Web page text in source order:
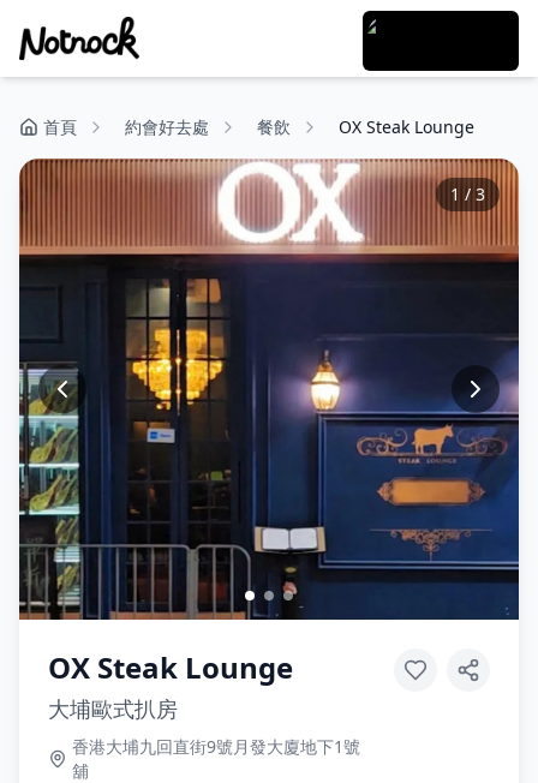
首頁 約會好去處 餐飲 OX Steak Lounge
1 / 3
OX Steak Lounge
大埔歐式扒房
香港大埔九回直街9號月發大廈地下1號
舖